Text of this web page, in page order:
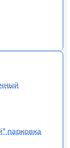
парковка